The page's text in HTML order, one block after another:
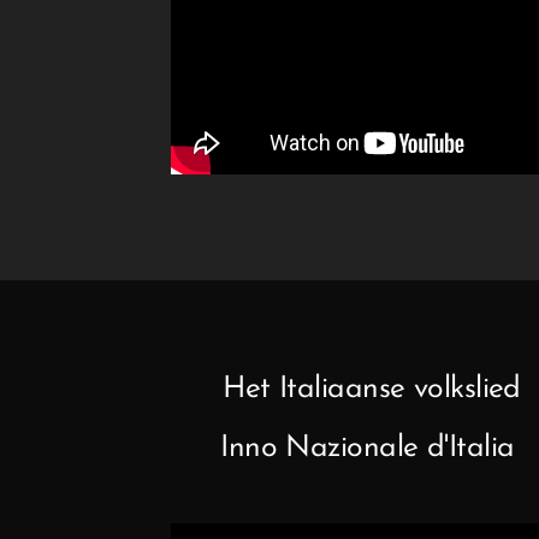
Het Italiaanse volkslied
Inno Nazionale d'Italia